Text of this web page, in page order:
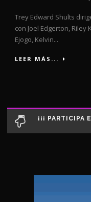
Trey Edward Shults
con Joel Edgerton,
Ejogo, Kelvin...
LEER MÁS...
¡¡¡ PARTICIPA